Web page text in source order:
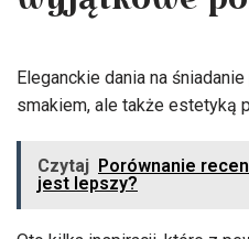
Eleganckie dania na
smakiem, ale także estetyką
Czytaj Porównanie
jest lepszy?